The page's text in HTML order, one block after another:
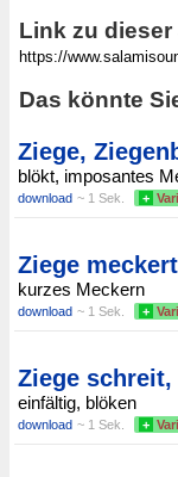
Link zu dieser
Das könnte
Ziege,
blökt, imposantes
download ~ 1 Sek. +
Ziege
kurzes Meckern
download ~ 1 Sek. +
Ziege
einfältig, blöken
download ~ 1 Sek. +